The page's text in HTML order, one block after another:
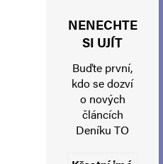
Uložit do prohlížeče jméno, e-
NENECHTE
SI UJÍT
Buďte první,
kdo se dozví
o nových
článcích
Deníku TO